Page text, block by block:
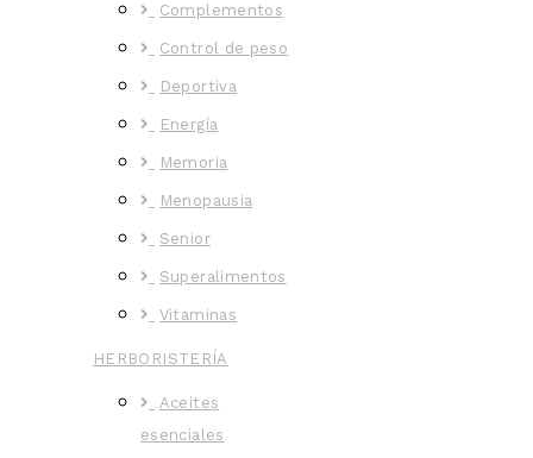
Complementos
Control de peso
Deportiva
Energía
Memoria
Menopausia
Senior
Superalimentos
Vitaminas
HERBORISTERÍA
Aceites
esenciales